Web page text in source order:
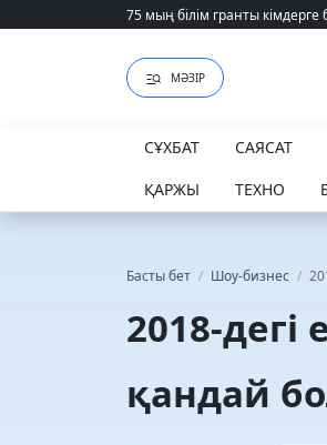
75 мың білім гранты
75 мың білім гранты
МӘЗІР
СҰХБАТ САЯСАТ
ҚАРЖЫ
ТЕХНО
Басты бет / Шоу-бизнес /
2018-дегі
қандай